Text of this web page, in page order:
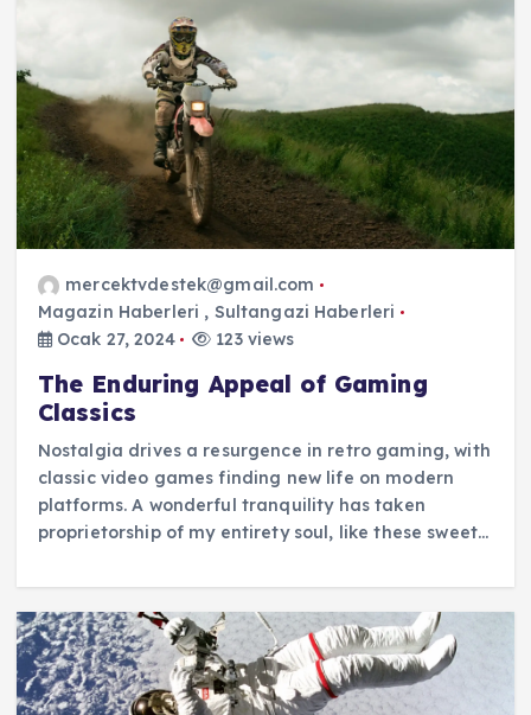
mercektvdestek@gmail.com
Magazin Haberleri , Sultangazi Haberleri
Ocak 27, 2024
123 views
The Enduring Appeal of Gaming
Classics
Nostalgia drives a resurgence in retro gaming, with
classic video games finding new life on modern
platforms. A wonderful tranquility has taken
proprietorship of my entirety soul, like these sweet…